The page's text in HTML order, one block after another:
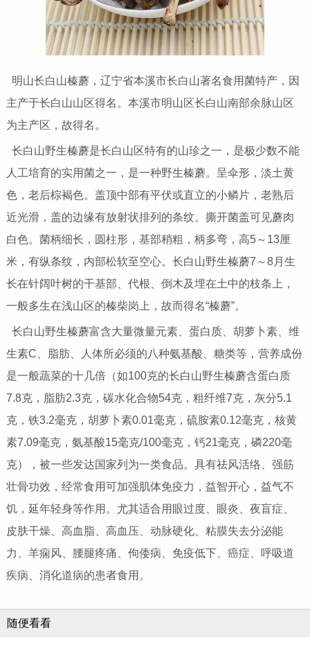
明山长白山榛蘑，辽宁省本溪市长白山著名食用菌特产，因
主产于长白山山区得名。本溪市明山区长白山南部余脉山区
为主产区，故得名。
长白山野生榛蘑是长白山区特有的山珍之一，是极少数不能
人工培育的实用菌之一，是一种野生榛蘑。呈伞形，淡土黄
色，老后棕褐色。盖顶中部有平伏或直立的小鳞片，老熟后
近光滑，盖的边缘有放射状排列的条纹。撕开菌盖可见蘑肉
白色。菌柄细长，圆柱形，基部稍粗，柄多弯，高5～13厘
米，有纵条纹，内部松软至空心。长白山野生榛蘑7～8月生
长在针阔叶树的干基部、代根、倒木及埋在土中的枝条上，
一般多生在浅山区的榛柴岗上，故而得名“榛蘑”。
长白山野生榛蘑富含大量微量元素、蛋白质、胡萝卜素、维
生素C、脂肪、人体所必须的八种氨基酸、糖类等，营养成份
是一般蔬菜的十几倍（如100克的长白山野生榛蘑含蛋白质
7.8克，脂肪2.3克，碳水化合物54克，粗纤维7克，灰分5.1
克，铁3.2毫克，胡萝卜素0.01毫克，硫胺素0.12毫克，核黄
素7.09毫克，氨基酸15毫克/100毫克，钙21毫克，磷220毫
克），被一些发达国家列为一类食品。具有祛风活络、强筋
壮骨功效，经常食用可加强肌体免疫力，益智开心，益气不
饥，延年轻身等作用。尤其适合用眼过度、眼炎、夜盲症、
皮肤干燥、高血脂、高血压、动脉硬化、粘膜失去分泌能
力、羊痫风、腰腿疼痛、佝倭病、免疫低下、癌症、呼吸道
疾病、消化道病的患者食用。
随便看看